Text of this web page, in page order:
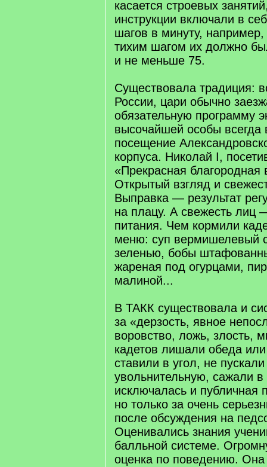
касается строевых
инструкции включали в
шагов в минуту,
тихим шагом их должно
и не меньше 75.
Существовала традиция:
России, цари обычно
обязательную программу
высочайшей особы всегда
посещение
корпуса. Николай I,
«Прекрасная благородная
Открытый взгляд и
Выправка — результат
на плацу. А свежесть лиц
питания. Чем кормили
меню: суп вермишелевый
зеленью, бобы
жареная под огурцами,
малиной...
В ТАКК существовала и
за «дерзость, явное
воровство, ложь, злость,
кадетов лишали обеда
ставили в угол, не
увольнительную, сажали
исключалась и публичная
но только за очень
после обсуждения на
Оценивались знания
балльной системе.
оценка по поведению.